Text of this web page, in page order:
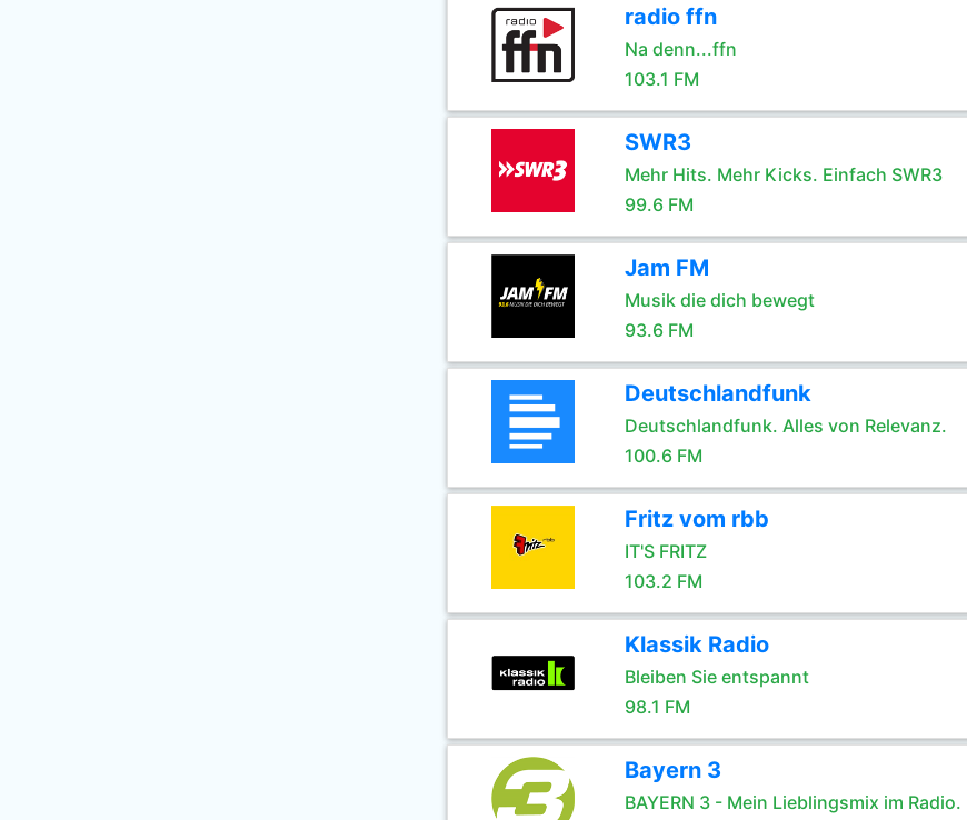
radio ffn
Na denn...ffn
103.1 FM
SWR3
Mehr Hits. Mehr Kicks. Einfach SWR3
99.6 FM
Jam FM
Musik die dich bewegt
93.6 FM
Deutschlandfunk
Deutschlandfunk. Alles von Relevanz.
100.6 FM
Fritz vom rbb
IT'S FRITZ
103.2 FM
Klassik Radio
Bleiben Sie entspannt
98.1 FM
Bayern 3
BAYERN 3 - Mein Lieblingsmix im Radio.